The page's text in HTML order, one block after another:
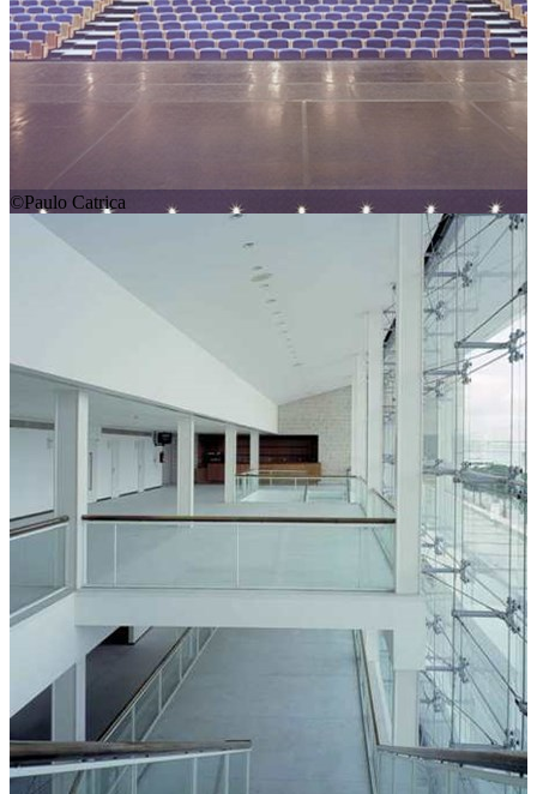
©Paulo Catrica
01
Plus Code:
QW64+9M Lisbon
Passeio do Neptuno - Parque das Nações - 1990-193 Lisboa
Comboio - Gare do Oriente
Metro - Estação do Oriente ou Estação de Cabo Ruivo
Autocarro - 400, 728, 781
Ver direções
Horário
Quarta-feira a domingo: 13h00 - 18h00 (01 de novembro a 30
de abril)
Quarta-feira a domingo: 14h00 - 19h00 (01 de maio a 31 de
Encerrado durante o mês de agosto